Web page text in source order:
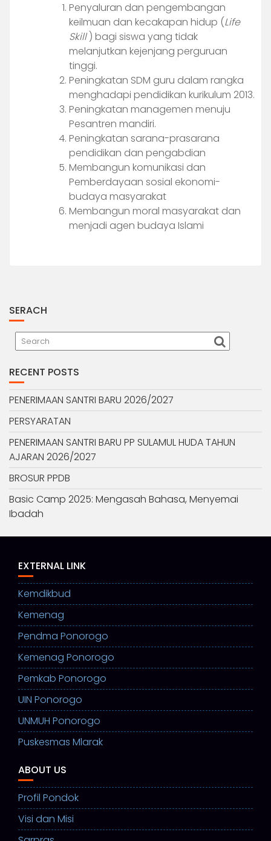
Penyaluran dan pengembangan
keilmuan dan kecakapan hidup (Life
Skill) bagi siswa yang tidak
melanjutkan kejenjang perguruan
tinggi.
Peningkatan SDM guru dalam rangka
menghadapi pendidikan kurikulum 2013.
Peningkatan managemen menuju
Pesantren mandiri.
Peningkatan sarana-prasarana
pendidikan dan pengabdian
Membangun komunikasi dan
Pemberdayaan sosial ekonomi-
budaya masyarakat
Membangun moral masyarakat dan
menjadi agen budaya Islami
SERACH
RECENT POSTS
PENERIMAAN SANTRI BARU 2026/2027
PERSYARATAN
PENERIMAAN SANTRI BARU PP SULAMUL HUDA TAHUN
AJARAN 2026/2027
BROSUR PPDB
Basic Camp 2025: Mengasah Bahasa, Menyemai
Ibadah
EXTERNAL LINK
Kemdikbud
Kemenag
Pendma Ponorogo
Kemenag Ponorogo
Pemkab Ponorogo
UIN Ponorogo
UNMUH Ponorogo
Puskesmas Mlarak
ABOUT US
Profil Pondok
Visi dan Misi